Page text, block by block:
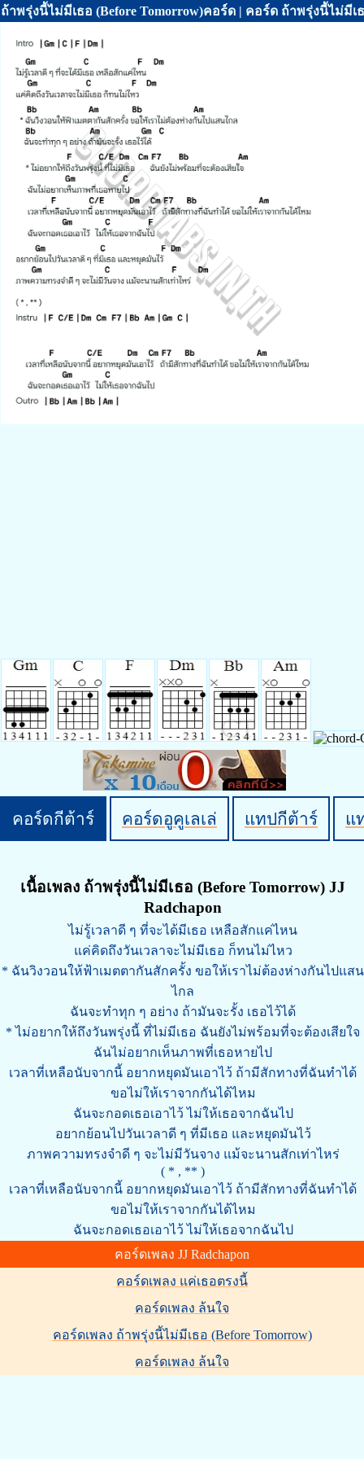
ถ้าพรุ่งนี้ไม่มีเธอ (Before Tomorrow)คอร์ด | คอร์ด ถ้าพรุ่งนี้ไม่มีเ
คอร์ดกีต้าร์ คอร์ดอูคูเลเล่ แทปกีต้าร์ แ
เนื้อเพลง ถ้าพรุ่งนี้ไม่มีเธอ (Before Tomorrow) JJ
Radchapon
ไม่รู้เวลาดี ๆ ที่จะได้มีเธอ เหลือสักแค่ไหน
แค่คิดถึงวันเวลาจะไม่มีเธอ ก็ทนไม่ไหว
* ฉันวิงวอนให้ฟ้าเมตตากันสักครั้ง ขอให้เราไม่ต้องห่างกันไปแสน
ไกล
ฉันจะทำทุก ๆ อย่าง ถ้ามันจะรั้ง เธอไว้ได้
* ไม่อยากให้ถึงวันพรุ่งนี้ ที่ไม่มีเธอ ฉันยังไม่พร้อมที่จะต้องเสียใจ
ฉันไม่อยากเห็นภาพที่เธอหายไป
เวลาที่เหลือนับจากนี้ อยากหยุดมันเอาไว้ ถ้ามีสักทางที่ฉันทำได้
ขอไม่ให้เราจากกันได้ไหม
ฉันจะกอดเธอเอาไว้ ไม่ให้เธอจากฉันไป
อยากย้อนไปวันเวลาดี ๆ ที่มีเธอ และหยุดมันไว้
ภาพความทรงจำดี ๆ จะไม่มีวันจาง แม้จะนานสักเท่าไหร่
( * , ** )
เวลาที่เหลือนับจากนี้ อยากหยุดมันเอาไว้ ถ้ามีสักทางที่ฉันทำได้
ขอไม่ให้เราจากกันได้ไหม
ฉันจะกอดเธอเอาไว้ ไม่ให้เธอจากฉันไป
คอร์ดเพลง JJ Radchapon
คอร์ดเพลง แค่เธอตรงนี้
คอร์ดเพลง ล้นใจ
คอร์ดเพลง ถ้าพรุ่งนี้ไม่มีเธอ (Before Tomorrow)
คอร์ดเพลง ล้นใจ